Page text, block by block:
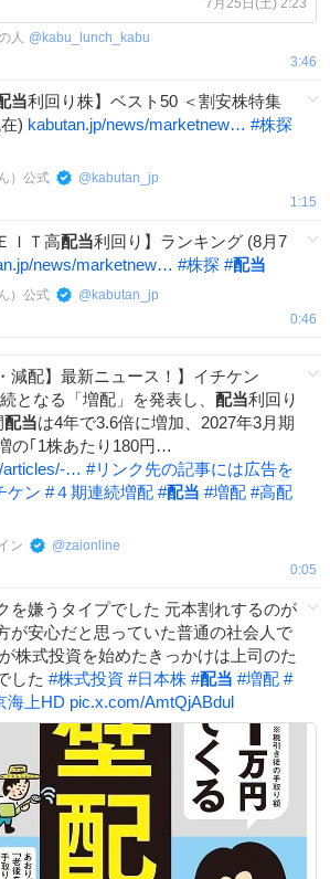
x.com/kabu_lunch_kab…
7月25日(土) 2:23
人 @ kabu_lunch_kabu
3:46
当利回り株】ベスト50 ＜割安株特集
) kabutan.jp/news/marketnew… #株探
）公式 @ kabutan_jp
1:15
ＩＴ高配当利回り】ランキング (8月7
news/marketnew… #株探 #配当
）公式 @ kabutan_jp
0:46
減配】最新ニュース！】イチケン
となる「増配」を発表し、 配当利回り
配当は4年で3.6倍に増加、2027年3月期
の｢1株あたり180円…
articles/-… #リンク先の記事には広告を
ケン #４期連続増配 #配当 #増配 #高配
ン @zaionline
0:05
を嫌うタイプでした 元本割れするのが
が安心だと思っていた普通の社会人で
株式投資を始めたきっかけは上司のた
した #株式投資 #日本株 #配当 #増配 #
海上HD pic.x.com/AmtQjABdul